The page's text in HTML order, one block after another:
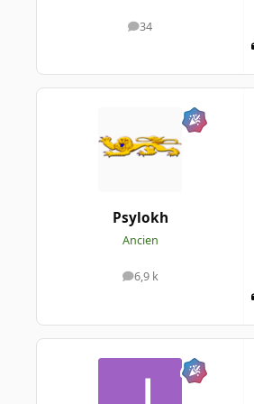
34
messages
Psylokh
Ancien
6,9 k
messages